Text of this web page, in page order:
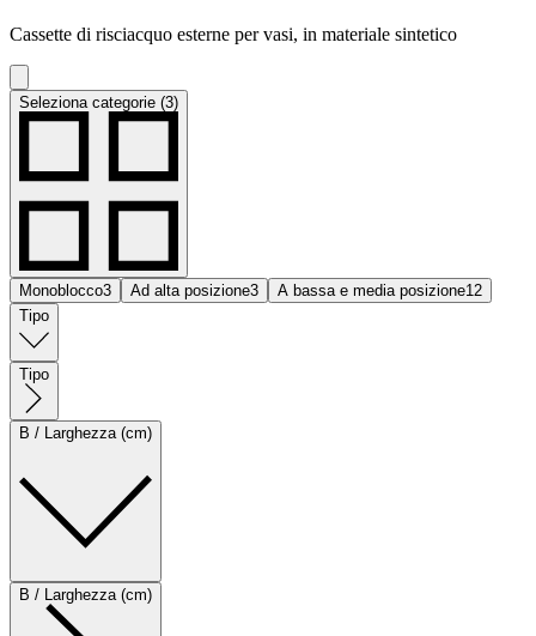
Cassette di risciacquo esterne per vasi, in materiale sintetico
Seleziona categorie (3)
Monoblocco3 Ad alta posizione3 A bassa e media posizione12
Tipo
Tipo
B / Larghezza (cm)
B / Larghezza (cm)